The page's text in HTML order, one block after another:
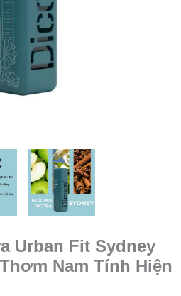
Urban Fit Sydney
Nam Tính Hiện